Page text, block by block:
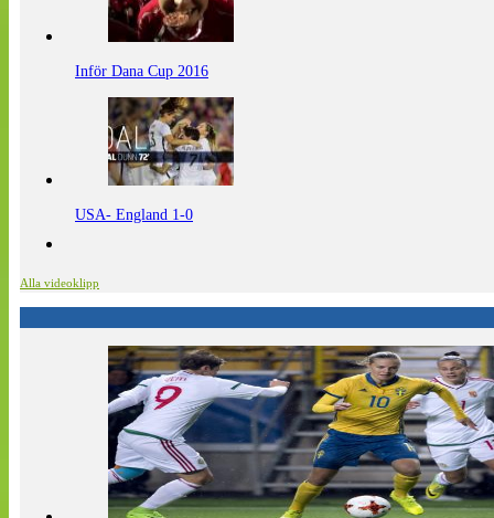
Inför Dana Cup 2016
USA- England 1-0
Alla videoklipp